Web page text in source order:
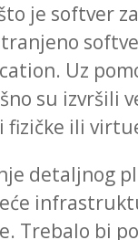
je softver
Uz
su izvršili
fizičke ili
detaljnog
Trebalo bi